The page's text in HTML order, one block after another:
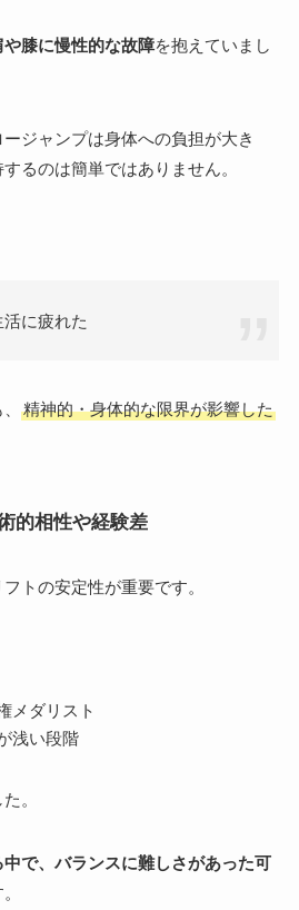
や膝に慢性的な故障を抱えていまし
ジャンプは身体への負担が大き
るのは簡単ではありません。
に疲れた
精神的・身体的な限界が影響した
的相性や経験差
トの安定性が重要です。
メダリスト
浅い段階
。
で、バランスに難しさがあった可